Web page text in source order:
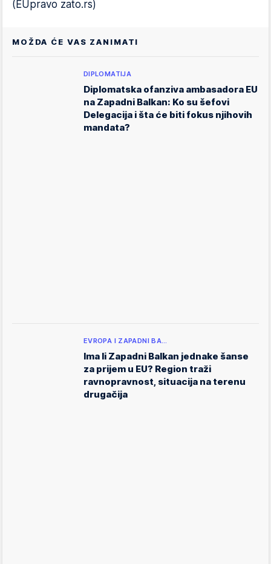
(EUpravo zato.rs)
MOŽDA ĆE VAS ZANIMATI
DIPLOMATIJA
Diplomatska ofanziva ambasadora EU
na Zapadni Balkan: Ko su šefovi
Delegacija i šta će biti fokus njihovih
mandata?
EVROPA I ZAPADNI BA…
Ima li Zapadni Balkan jednake šanse
za prijem u EU? Region traži
ravnopravnost, situacija na terenu
drugačija